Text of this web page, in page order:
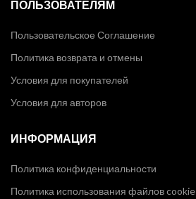
ПОЛЬЗОВАТЕЛЯМ
Пользовательское Соглашение
Политика возврата и отмены
Условия для покупателей
Условия для авторов
ИНФОРМАЦИЯ
Политика конфиденциальности
Политика использования файлов cookie